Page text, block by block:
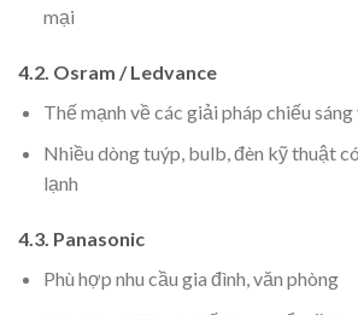
mại
4.2. Osram / Ledvance
Thế mạnh về các giải pháp chiếu sáng
Nhiều dòng tuýp, bulb, đèn kỹ thuật
lạnh
4.3. Panasonic
Phù hợp nhu cầu gia đình, văn phòng